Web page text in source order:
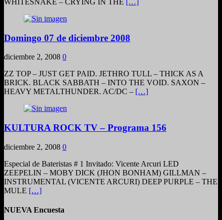
WHITESNAKE – CRYING IN THE […]
Domingo 07 de diciembre 2008
diciembre 2, 2008 0
ZZ TOP – JUST GET PAID. JETHRO TULL – THICK AS A
BRICK. BLACK SABBATH – INTO THE VOID. SAXON –
HEAVY METALTHUNDER. AC/DC – […]
KULTURA ROCK TV – Programa 156
diciembre 2, 2008 0
Especial de Bateristas # 1 Invitado: Vicente Arcuri LED
ZEEPELIN – MOBY DICK (JHON BONHAM) GILLMAN –
INSTRUMENTAL (VICENTE ARCURI) DEEP PURPLE – THE
MULE […]
NUEVA Encuesta